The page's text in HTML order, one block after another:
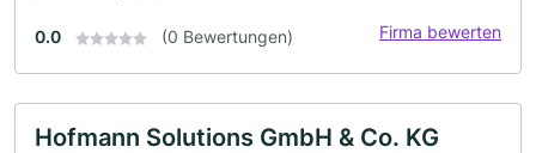
0.0 (0 Bewertungen) Firma bewerten
Hofmann Solutions GmbH & Co. KG